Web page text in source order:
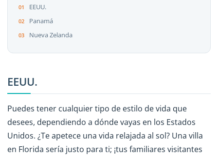
EEUU.
Panamá
Nueva Zelanda
EEUU.
Puedes tener cualquier tipo de estilo de vida que
desees, dependiendo a dónde vayas en los Estados
Unidos. ¿Te apetece una vida relajada al sol? Una villa
en Florida sería justo para ti; ¡tus familiares visitantes